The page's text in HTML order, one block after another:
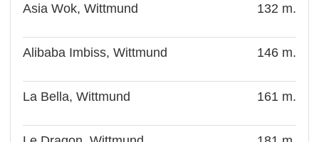
Asia Wok, Wittmund 132 m.
Alibaba Imbiss, Wittmund 146 m.
La Bella, Wittmund 161 m.